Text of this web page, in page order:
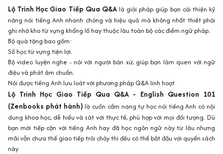
Lộ Trình Học Giao Tiếp Qua Q&Alà giải pháp giúp bạn cải thiện kỹ
năng nói tiếng Anh nhanh chóng và hiệu quả mà không nhất thiết phải
ghi nhớ kho từ vựng khổng lồ hay thuộc làu toàn bộ các điểm ngữ pháp.
Bộ quà tặng bao gồm:
Sổ học từ vựng tiện lợi.
Bộ video luyện nghe - nói với người bản xứ, giúp bạn làm quen với ngữ
điệu và phát âm chuẩn.
Nói được tiếng Anh lưu loát với phương pháp Q&A linh hoạt
Lộ Trình Học Giao Tiếp Qua Q&A - English Question 101
(Zenbooks phát hành) là cuốn cẩm nang tự học nói tiếng Anh có nội
dung khoa học, dễ hiểu và sát với thực tế, phù hợp với mọi đối tượng. Dù
bạn mới tiếp cận với tiếng Anh hay đã học ngôn ngữ này từ lâu nhưng
mãi vẫn chưa thể giao tiếp trôi chảy thì đều có thể bắt đầu với quyển sách
này.